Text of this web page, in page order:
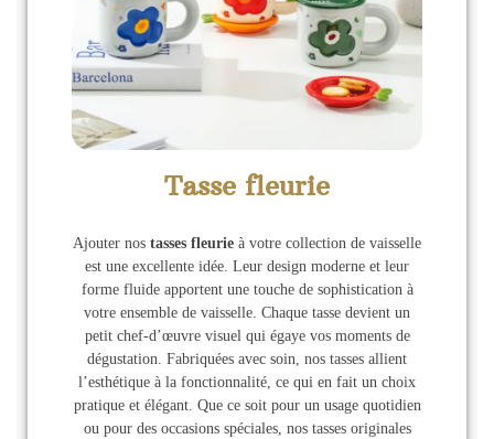
Tasse fleurie
Ajouter nos tasses fleurie à votre collection de vaisselle
est une excellente idée. Leur design moderne et leur
forme fluide apportent une touche de sophistication à
votre ensemble de vaisselle. Chaque tasse devient un
petit chef-d’œuvre visuel qui égaye vos moments de
dégustation. Fabriquées avec soin, nos tasses allient
l’esthétique à la fonctionnalité, ce qui en fait un choix
pratique et élégant. Que ce soit pour un usage quotidien
ou pour des occasions spéciales, nos tasses originales